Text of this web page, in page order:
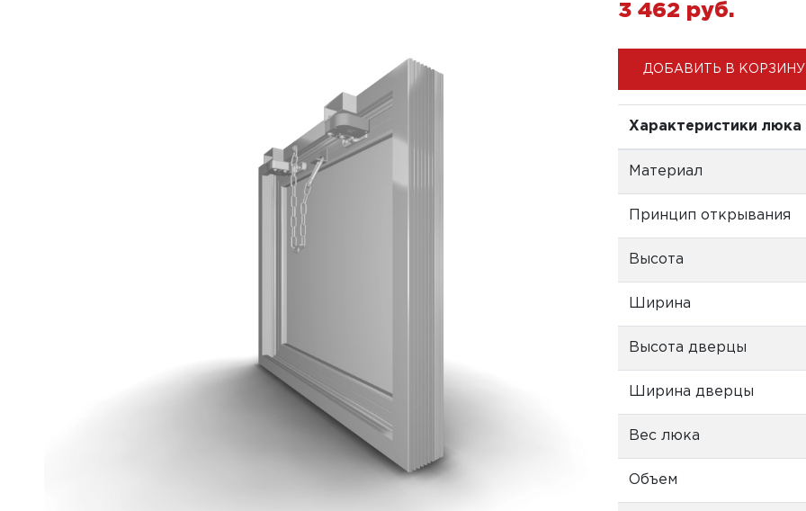
3 462 pуб.
ДОБАВИТЬ В КОРЗИНУ
Характеристики люка
Материал
Принцип открывания
Высота
Ширина
Высота дверцы
Ширина дверцы
Вес люка
Объем